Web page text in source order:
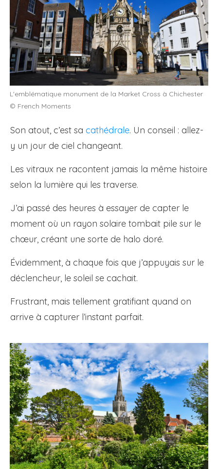
L'emblématique monument de la Market Cross à Chichester
© French Moments
Son atout, c’est sa cathédrale. Un conseil : allez-
y un jour de ciel changeant.
Les vitraux ne racontent jamais la même histoire
selon la lumière qui les traverse.
J’ai passé des heures à essayer de capter le
moment où un rayon solaire tombait pile sur le
chœur, créant une sorte de halo doré.
Évidemment, à chaque fois que j’appuyais sur le
déclencheur, le soleil se cachait.
Frustrant, mais tellement gratifiant quand on
arrive à capturer l’instant parfait.